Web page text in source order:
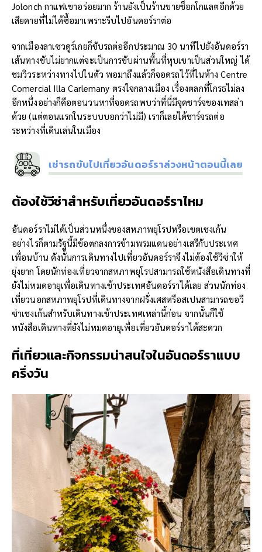
Jolonch กาแฟเขาอร่อยมาก ร้านยังเป็นร้านขายช็อกโกแลตอีกด้วย
เสียดายที่ไม่ได้ซื้อมาเพราะรีบไปอันดอร์ราต่อ
จากเมืองลาเซวดูร์เกยก็ขับรถต่ออีกประมาณ 30 นาทีไปยังอันดอร์รา
เส้นทางขับไม่ยากแต่จะเป็นการขับผ่านพื้นที่หุบเขาเป็นส่วนใหญ่ ได้
ชมวิวระหว่างทางไปในตัว พอมาถึงแล้วก็จอดรถไว้ที่ในห้าง Centre
Comercial Illa Carlemany ตรงใจกลางเมือง เรื่องตลกที่โกรธไม่ลง
อีกหนึ่งอย่างก็คือตอนวนหาที่จอดรถพบว่าที่นี่มีจุดชาร์จของเทสล่า
ด้วย (แต่ตอนแรกในระบบบอกว่าไม่มี) เราก็เลยได้ชาร์จรถต่อ
ระหว่างที่เดินเล่นในเมือง
เช่ารถขับไปเที่ยวอันดอร์ราล่วงหน้าตอนนี้เลย
ต้องใช้วีซ่าสำหรับเที่ยวอันดอร์ราไหม
อันดอร์ราไม่ได้เป็นส่วนหนึ่งของสหภาพยุโรปหรือเขตเชงเก้น
อย่างไรก็ตามรัฐนี้มีข้อตกลงการข้ามพรมแดนอย่างเสรีกับประเทศ
เพื่อนบ้าน ดังนั้นการเดินทางไปเที่ยวอันดอร์ราจึงไม่ต้องใช้วีซ่าให้
ยุ่งยาก โดยนักท่องเที่ยวจากสหภาพยุโรปสามารถใช้หนังสือเดินทางที่
ยังไม่หมดอายุเพื่อเดินทางเข้าประเทศอันดอร์ราได้เลย ส่วนนักท่อง
เที่ยวนอกสหภาพยุโรปที่เดินทางจากฝรั่งเศสหรือสเปนสามารถขอวี
ซ่าเชงเก้นสำหรับเดินทางเข้าประเทศเหล่านี้ก่อน จากนั้นก็ใช้
หนังสือเดินทางที่ยังไม่หมดอายุเพื่อเที่ยวอันดอร์ราได้สะดวก
ที่เที่ยวและกิจกรรมน่าสนใจในอันดอร์ราแบบ
ครึ่งวัน